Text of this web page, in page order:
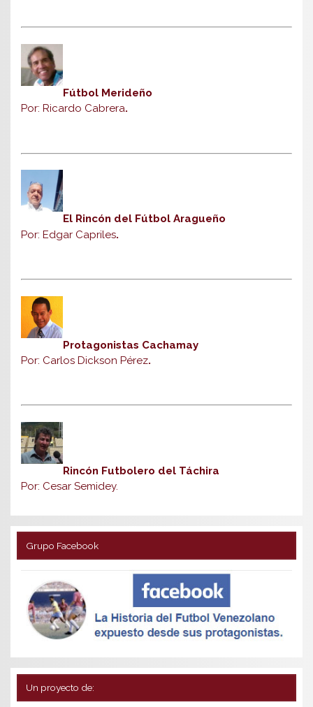
Fútbol Merideño
Por: Ricardo Cabrera.
El Rincón del Fútbol Aragueño
Por: Edgar Capriles.
Protagonistas Cachamay
Por: Carlos Dickson Pérez.
Rincón Futbolero del Táchira
Por: Cesar Semidey.
Grupo Facebook
Un proyecto de: